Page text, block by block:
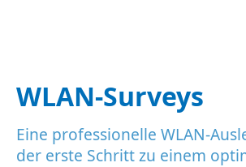
WLAN-Surveys
Eine professionelle WLAN-
der erste Schritt zu einem